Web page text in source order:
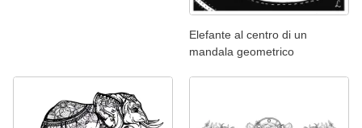
Elefante al centro di un
mandala geometrico